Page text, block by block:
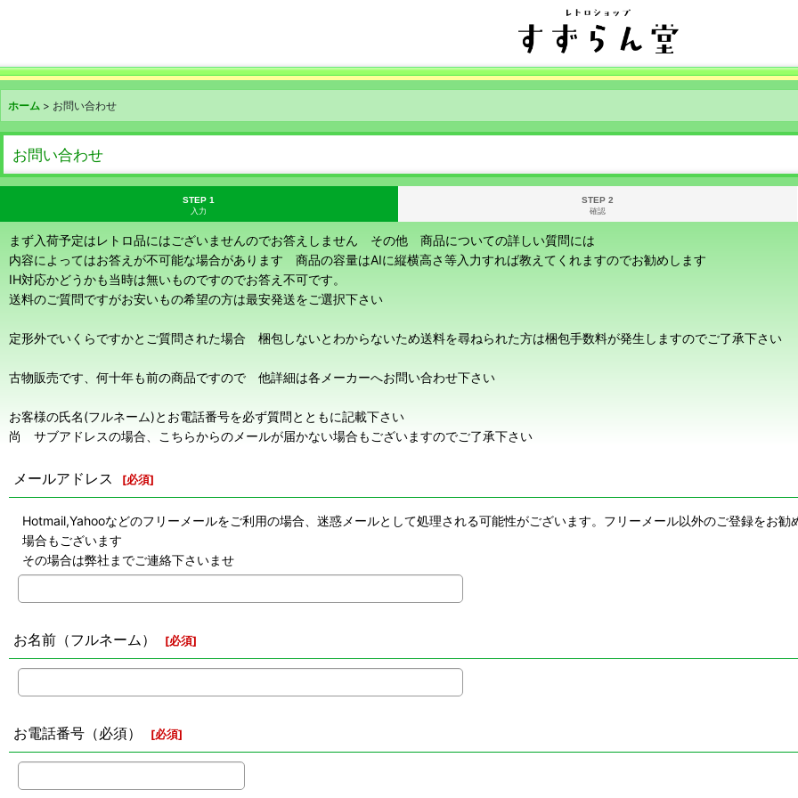
ホーム > お問い合わせ
お問い合わせ
STEP 1
入力
STEP 2
確認
まず入荷予定はレトロ品にはございませんのでお答えしません その他 商品についての詳しい質問には
内容によってはお答えが不可能な場合があります 商品の容量はAIに縦横高さ等入力すれば教えてくれますのでお勧めします
IH対応かどうかも当時は無いものですのでお答え不可です。
送料のご質問ですがお安いもの希望の方は最安発送をご選択下さい
定形外でいくらですかとご質問された場合 梱包しないとわからないため送料を尋ねられた方は梱包手数料が発生しますのでご了承下さい
古物販売です、何十年も前の商品ですので 他詳細は各メーカーへお問い合わせ下さい
お客様の氏名(フルネーム)とお電話番号を必ず質問とともに記載下さい
尚 サブアドレスの場合、こちらからのメールが届かない場合もございますのでご了承下さい
メールアドレス [必須]
Hotmail,Yahooなどのフリーメールをご利用の場合、迷惑メールとして処理される可能性がございます。フリーメール以外のご登録をお
場合もございます
その場合は弊社までご連絡下さいませ
お名前（フルネーム） [必須]
お電話番号（必須） [必須]